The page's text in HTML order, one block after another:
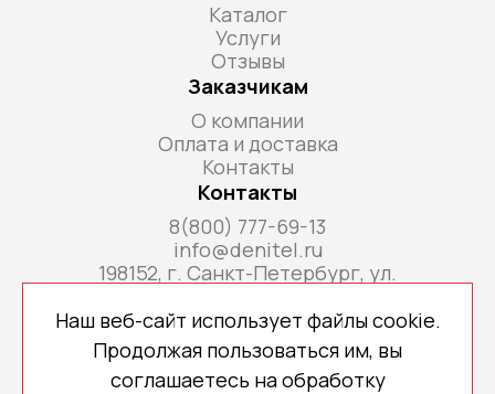
Каталог
Услуги
Отзывы
Заказчикам
О компании
Оплата и доставка
Контакты
Контакты
8(800) 777-69-13
info@denitel.ru
198152, г. Санкт-Петербург, ул.
Н, ком. офис 213А
Наш веб-сайт использует файлы cookie.
Продолжая пользоваться им, вы
соглашаетесь на обработку